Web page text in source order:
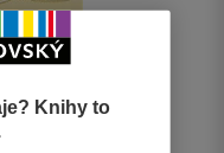
další
Knihy to